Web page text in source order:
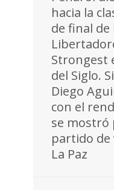
hacia la
de final de
Strongest
del Siglo.
Diego
con el
se mostró
partido de
La Paz